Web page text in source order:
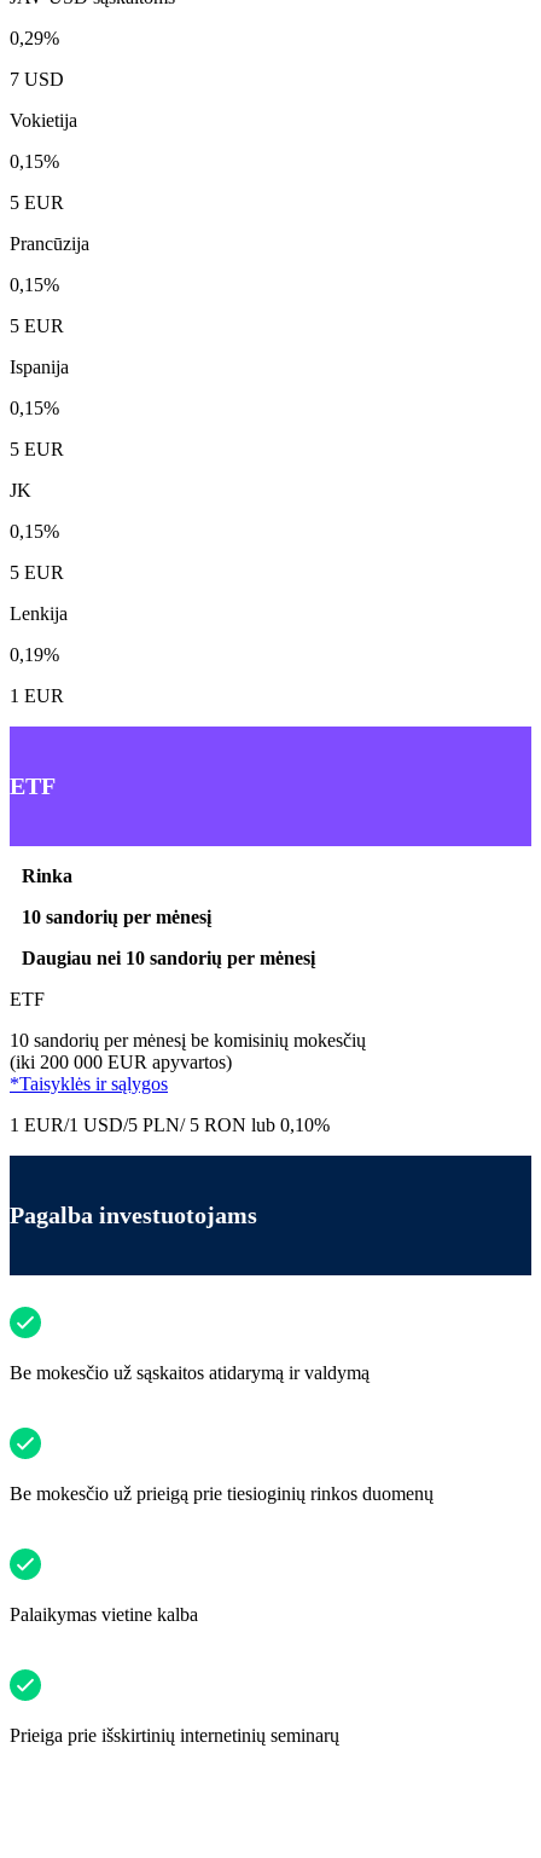
0,29%
7 USD
Vokietija
0,15%
5 EUR
Prancūzija
0,15%
5 EUR
Ispanija
0,15%
5 EUR
JK
0,15%
5 EUR
Lenkija
0,19%
1 EUR
ETF
Rinka
10 sandorių per mėnesį
Daugiau nei 10 sandorių per mėnesį
ETF
10 sandorių per mėnesį be komisinių mokesčių
(iki 200 000 EUR apyvartos)
*Taisyklės ir sąlygos
1 EUR/1 USD/5 PLN/ 5 RON lub 0,10%
Pagalba investuotojams
Be mokesčio už sąskaitos atidarymą ir valdymą
Be mokesčio už prieigą prie tiesioginių rinkos duomenų
Palaikymas vietine kalba
Prieiga prie išskirtinių internetinių seminarų